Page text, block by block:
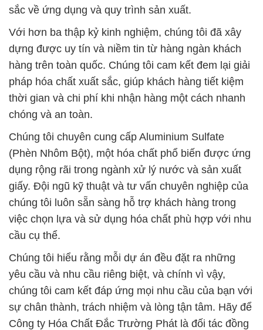
sắc về ứng dụng và quy trình sản xuất.
Với hơn ba thập kỷ kinh nghiệm, chúng tôi đã xây
dựng được uy tín và niềm tin từ hàng ngàn khách
hàng trên toàn quốc. Chúng tôi cam kết đem lại giải
pháp hóa chất xuất sắc, giúp khách hàng tiết kiệm
thời gian và chi phí khi nhận hàng một cách nhanh
chóng và an toàn.
Chúng tôi chuyên cung cấp Aluminium Sulfate
(Phèn Nhôm Bột), một hóa chất phổ biến được ứng
dụng rộng rãi trong ngành xử lý nước và sản xuất
giấy. Đội ngũ kỹ thuật và tư vấn chuyên nghiệp của
chúng tôi luôn sẵn sàng hỗ trợ khách hàng trong
việc chọn lựa và sử dụng hóa chất phù hợp với nhu
cầu cụ thể.
Chúng tôi hiểu rằng mỗi dự án đều đặt ra những
yêu cầu và nhu cầu riêng biệt, và chính vì vậy,
chúng tôi cam kết đáp ứng mọi nhu cầu của bạn với
sự chân thành, trách nhiệm và lòng tận tâm. Hãy để
Công ty Hóa Chất Đắc Trường Phát là đối tác đồng